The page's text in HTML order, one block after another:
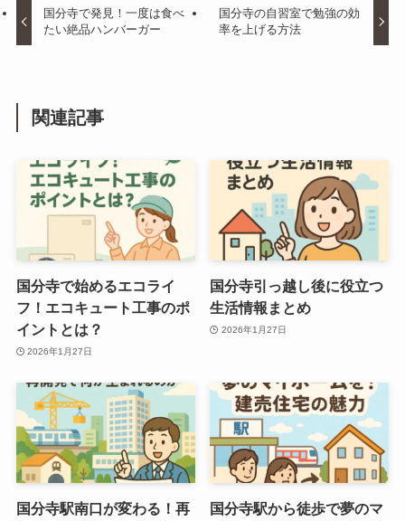
国分寺で発見！一度は食べ
たい絶品ハンバーガー
国分寺の自習室で勉強の効
率を上げる方法
関連記事
国分寺で始めるエコライ
フ！エコキュート工事のポ
イントとは？
2026年1月27日
国分寺引っ越し後に役立つ
生活情報まとめ
2026年1月27日
国分寺駅南口が変わる！再
国分寺駅から徒歩で夢のマ